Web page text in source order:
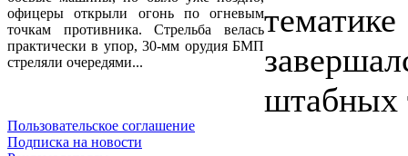
офицеры открыли огонь по огневым
точкам противника. Стрельба велась
практически в упор, 30-мм орудия БМП
стреляли очередями...
Пользовательское соглашение
Подписка на новости
штабных